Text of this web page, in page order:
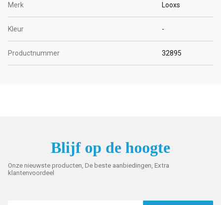
Merk Looxs
Kleur -
Productnummer 32895
Blijf op de hoogte
Onze nieuwste producten, De beste aanbiedingen, Extra
klantenvoordeel